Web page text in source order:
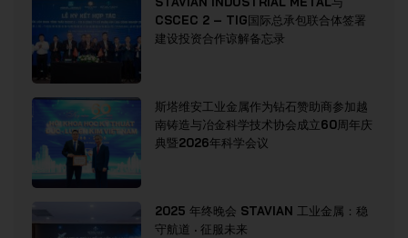
CSCEC 2 – TIG国际总承包联合体签署
建设投资合作谅解备忘录
斯塔维安工业金属作为钻石赞助商参加越
南铸造与冶金科学技术协会成立60周年庆
典暨2026年科学会议
2025 年终晚会 STAVIAN 工业金属：稳
守航道 · 征服未来